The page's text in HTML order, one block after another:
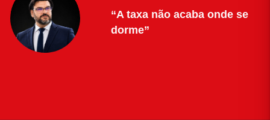
“A taxa não acaba onde se
dorme”